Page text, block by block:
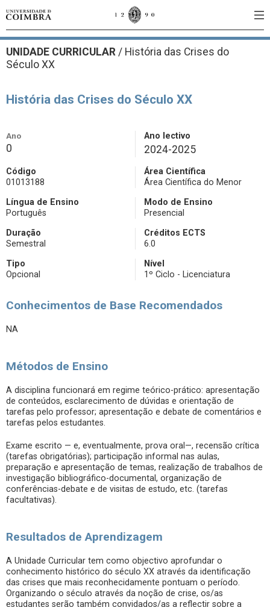
UNIDADE CURRICULAR / História das Crises do
Século XX
História das Crises do Século XX
Ano
0
Ano lectivo
2024-2025
Código
01013188
Área Científica
Área Científica do Menor
Língua de Ensino
Português
Modo de Ensino
Presencial
Duração
Semestral
Créditos ECTS
6.0
Tipo
Opcional
Nível
1º Ciclo - Licenciatura
Conhecimentos de Base Recomendados
NA
Métodos de Ensino
A disciplina funcionará em regime teórico-prático: apresentação
de conteúdos, esclarecimento de dúvidas e orientação de
tarefas pelo professor; apresentação e debate de comentários e
tarefas pelos estudantes.
Exame escrito — e, eventualmente, prova oral—, recensão crítica
(tarefas obrigatórias); participação informal nas aulas,
preparação e apresentação de temas, realização de trabalhos de
investigação bibliográfico-documental, organização de
conferências-debate e de visitas de estudo, etc. (tarefas
facultativas).
Resultados de Aprendizagem
A Unidade Curricular tem como objectivo aprofundar o
conhecimento histórico do século XX através da identificação
das crises que mais reconhecidamente pontuam o período.
Organizando o século através da noção de crise, os/as
estudantes serão também convidados/as a reflectir sobre a